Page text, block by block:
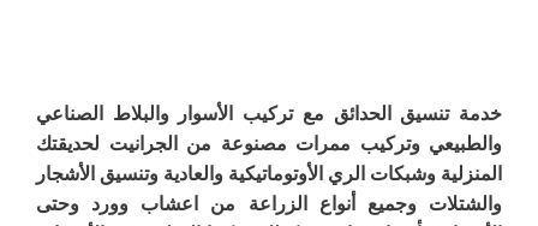
خدمة تنسيق الحدائق مع تركيب الأسوار والبلاط الصناعي
والطبيعي وتركيب ممرات مصنوعة من الجرانيت لحديقتك
المنزلية وشبكات الري الأوتوماتيكية والعادية وتنسيق الأشجار
والشتلات وجميع أنواع الزراعة من اعشاب وورد وحتى